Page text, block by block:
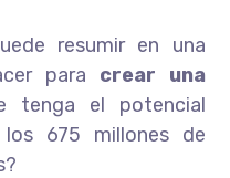
resumir en una
para crear una
tenga el potencial
los 675 millones de